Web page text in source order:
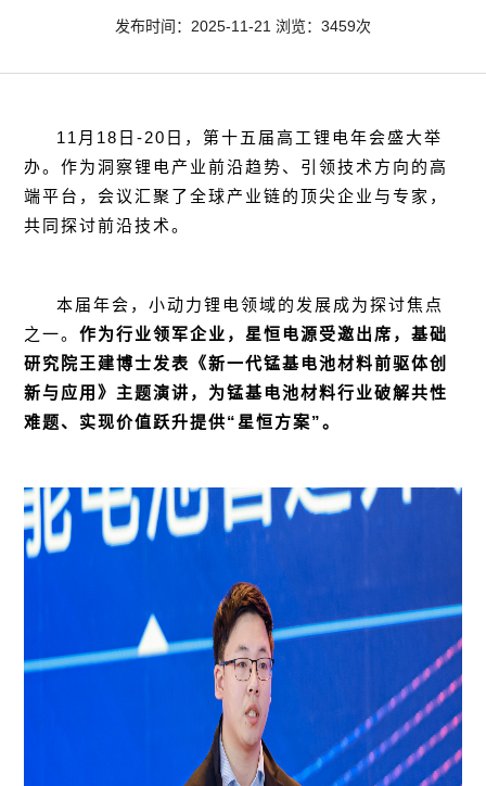
发布时间：2025-11-21 浏览：3459次
11月18日-20日，第十五届高工锂电年会盛大举
办。作为洞察锂电产业前沿趋势、引领技术方向的高
端平台，会议汇聚了全球产业链的顶尖企业与专家，
共同探讨前沿技术。
本届年会，小动力锂电领域的发展成为探讨焦点
之一。作为行业领军企业，星恒电源受邀出席，基础
研究院王建博士发表《新一代锰基电池材料前驱体创
新与应用》主题演讲，为锰基电池材料行业破解共性
难题、实现价值跃升提供“星恒方案”。